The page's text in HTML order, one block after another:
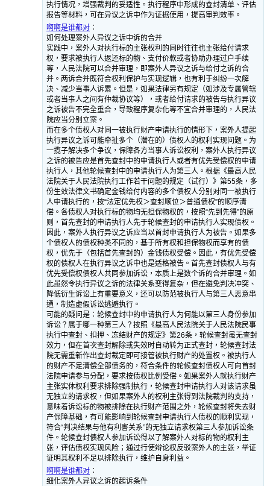
执行情况，增强裁判的妥适性。执行程序中形成的查封清单、评估
报告等材料，可在异议之诉中作为证据使用，提高审判效率。
啊啊是谁都对 ：
如何处理案外人异议之诉中诉的合并
实践中，案外人对执行标的主张权利的同时往往也主张给付请求
权，要求被执行人返还标的物、支付价款或者协助办理过户手续
等，人民法院可以合并审理，即案外人异议之诉与给付之诉的合
并。两诉合并既符合权利保护与实现逻辑，也有利于纠纷一次解
决、减少当事人诉累。但是，如果法律另有规定（如涉及专属管辖
或者当事人之间有仲裁协议等），或者给付请求的被告与执行异议
之诉被告不完全重合，导致程序复杂化等不宜合并审理的，人民法
院应当分别立案。
而在多个债权人对同一被执行财产申请执行的情形下，案外人提起
执行异议之诉可能牵扯多个（潜在的）债权人的权利实现问题。为
一揽子解决多个争议，保障各方当事人诉讼权利，案外人执行异议
之诉的被告应是首先查封中的申请执行人或者有优先受偿权的申请
执行人，其他轮候查封中的申请执行人为第三人。根据《最高人民
法院关于人民法院执行工作若干问题的规定（试行）》第55条，多
份生效法律文书确定金钱给付内容的多个债权人分别对同一被执行
人申请执行的，按“法定优先权＞查封顺位＞普通债权”的顺序清
偿。各债权人对执行标的物均无担保物权的，按照“先到先得”的原
则，首先查封的申请执行人先于轮候查封的申请执行人实现债权。
因此，案外人执行异议之诉应当以首封申请执行人为被告。如果多
个债权人的债权种类不同的，基于所有权和担保物权而享有的债
权，优先于（包括首先查封的）金钱债权受偿。因此，有优先受偿
权的债权人在执行异议之诉中也是适格被告。首先查封债权人与有
优先受偿权债权人共同参加诉讼，本质上是数个诉的合并审理。如
此虽然令执行异议之诉的法律关系变得复杂，但在避免判决冲突、
降低衍生诉讼上有重要意义，还可以防范被执行人与第三人恶意串
通，制造虚假诉讼逃避执行。
可能的疑问是：轮候查封中的申请执行人为何能以第三人身份参加
诉讼？属于哪一种第三人？按照《最高人民法院关于人民法院民事
执行中查封、扣押、冻结财产的规定》第26条，轮候查封虽无查封
效力，但在首次查封解除或失效时自动转为正式查封，轮候查封法
院无需重新作出查封裁定即可接管被执行财产的处置权。被执行人
的财产不足清偿全部债务的，符合条件的轮候查封债权人可向首封
法院申请参与分配，要求按债权比例受偿。如果案外人就执行财产
主张实体权利要求排除强制执行，轮候查封申请执行人对该请求虽
无独立的请求权，但如果案外人的权利主张得到法院裁判的支持，
意味着诉讼标的物被排除在执行财产范围之外，轮候查封将失去财
产保障基础，有可能影响到轮候查封申请执行人债权的顺利实现，
符合“判决结果与他有利害关系”的无独立请求权第三人参加诉讼条
件。轮候查封债权人参加诉讼得以了解案外人对标的物的权利主
张，评估债权实现风险；通过行使辩论权反驳案外人的主张，举证
证明其权利不足以排除执行，维护自身利益。
啊啊是谁都对 ：
细化案外人异议之诉的起诉条件